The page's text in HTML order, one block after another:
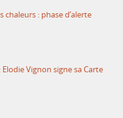
chaleurs : phase d’alerte
Vignon signe sa Carte